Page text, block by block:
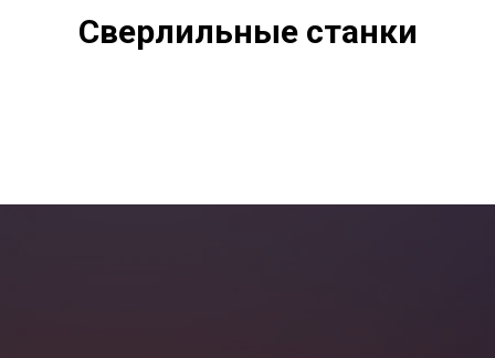
Сверлильные станки